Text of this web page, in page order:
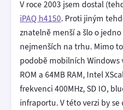
V roce 2003 jsem dostal
iPAQ h4150. Proti jiným
znatelně menší a šlo o
nejmenších na trhu. Mimo
podobě mobilních Windows
ROM a 64MB RAM, Intel
frekvenci 400MHz, SD IO,
infraportu. V této verzi by se